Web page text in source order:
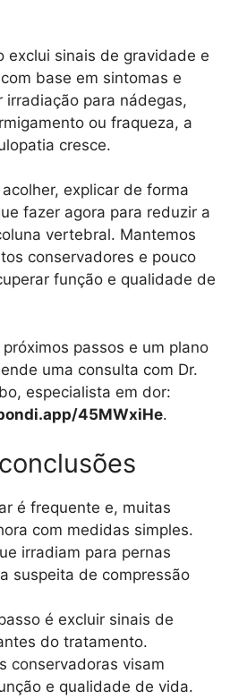
exclui sinais de gravidade e
base em sintomas e
irradiação para nádegas,
ou fraqueza, a
cresce.
acolher, explicar de forma
fazer agora para reduzir a
vertebral. Mantemos
conservadores e pouco
função e qualidade de
passos e um plano
uma consulta com Dr.
especialista em dor:
45MWxiHe.
é frequente e, muitas
com medidas simples.
irradiam para pernas
suspeita de compressão
é excluir sinais de
do tratamento.
conservadoras visam
e qualidade de vida.